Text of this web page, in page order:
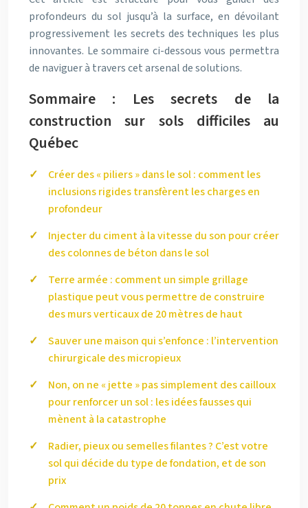
profondeurs du sol jusqu’à la surface, en dévoilant
progressivement les secrets des techniques les plus
innovantes. Le sommaire ci-dessous vous permettra
de naviguer à travers cet arsenal de solutions.
Sommaire : Les secrets de la
construction sur sols difficiles au
Québec
Créer des « piliers » dans le sol : comment les
inclusions rigides transfèrent les charges en
profondeur
Injecter du ciment à la vitesse du son pour créer
des colonnes de béton dans le sol
Terre armée : comment un simple grillage
plastique peut vous permettre de construire
des murs verticaux de 20 mètres de haut
Sauver une maison qui s’enfonce : l’intervention
chirurgicale des micropieux
Non, on ne « jette » pas simplement des cailloux
pour renforcer un sol : les idées fausses qui
mènent à la catastrophe
Radier, pieux ou semelles filantes ? C’est votre
sol qui décide du type de fondation, et de son
prix